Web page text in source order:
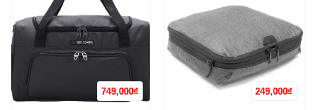
749,000₫ 249,000₫